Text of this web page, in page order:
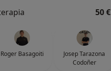
50 €
Roger Basagoiti
Josep Tarazona
Codoñer